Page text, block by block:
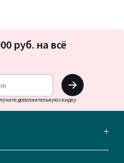
на
руб. на всё
OK
дополнительную скидку